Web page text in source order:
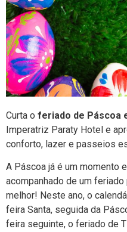
Curta o feriado de Páscoa
Imperatriz Paraty Hotel e
conforto, lazer e passeios
A Páscoa já é um momento
acompanhado de um
melhor! Neste ano, o
feira Santa, seguida da
feira seguinte, o feriado de